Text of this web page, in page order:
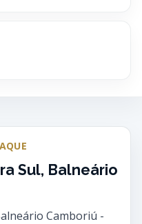
Sul, Balneário
Camboriú -